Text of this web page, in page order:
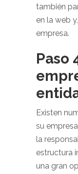
también
en la web
empresa.
Paso
Existen
su
la
estructura
una gran